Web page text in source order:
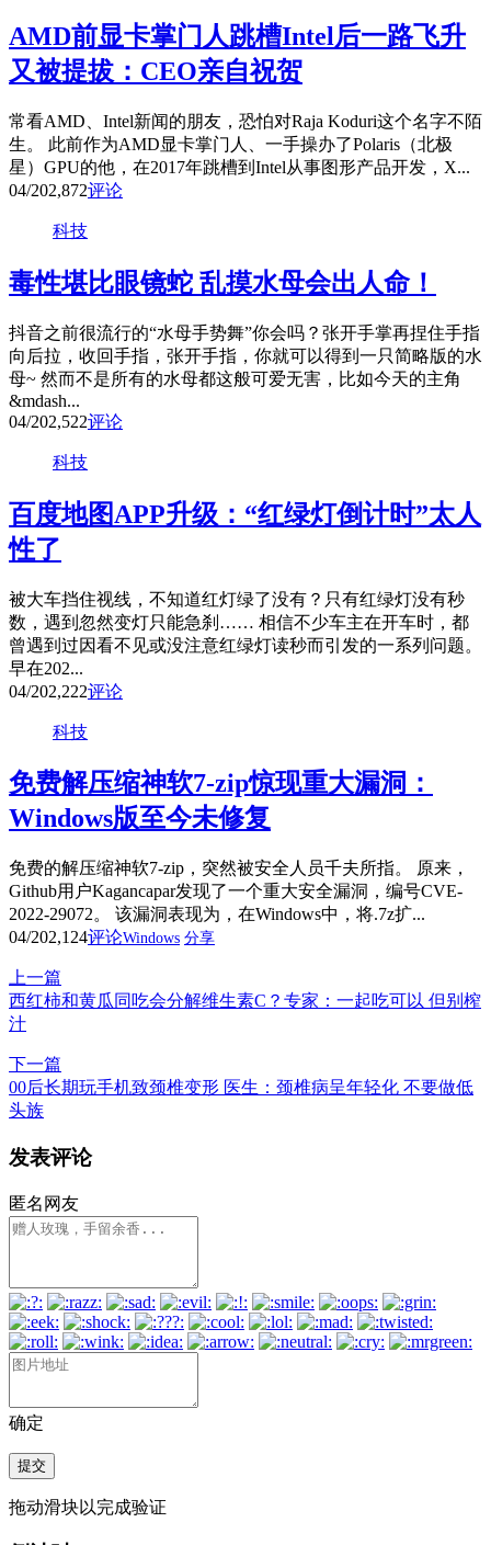
AMD前显卡掌门人跳槽Intel后一路飞升
又被提拔：CEO亲自祝贺
常看AMD、Intel新闻的朋友，恐怕对Raja Koduri这个名字不陌
生。 此前作为AMD显卡掌门人、一手操办了Polaris（北极
星）GPU的他，在2017年跳槽到Intel从事图形产品开发，X...
04/202,872评论
科技
毒性堪比眼镜蛇 乱摸水母会出人命！
抖音之前很流行的“水母手势舞”你会吗？张开手掌再捏住手指
向后拉，收回手指，张开手指，你就可以得到一只简略版的水
母~ 然而不是所有的水母都这般可爱无害，比如今天的主角
&mdash...
04/202,522评论
科技
百度地图APP升级：“红绿灯倒计时”太人
性了
被大车挡住视线，不知道红灯绿了没有？只有红绿灯没有秒
数，遇到忽然变灯只能急刹…… 相信不少车主在开车时，都
曾遇到过因看不见或没注意红绿灯读秒而引发的一系列问题。
早在202...
04/202,222评论
科技
免费解压缩神软7-zip惊现重大漏洞：
Windows版至今未修复
免费的解压缩神软7-zip，突然被安全人员千夫所指。 原来，
Github用户Kagancapar发现了一个重大安全漏洞，编号CVE-
2022-29072。 该漏洞表现为，在Windows中，将.7z扩...
04/202,124评论Windows 分享
上一篇
西红柿和黄瓜同吃会分解维生素C？专家：一起吃可以 但别榨
汁
下一篇
00后长期玩手机致颈椎变形 医生：颈椎病呈年轻化 不要做低
头族
发表评论
匿名网友
确定
提交
拖动滑块以完成验证